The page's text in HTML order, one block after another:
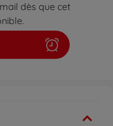
dès que cet